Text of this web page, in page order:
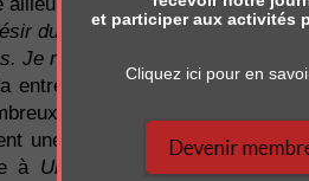
ailleurs :
« Mon destin renferme
du seul espace qui
Je refuse que mon univers soit
entre autres créé par les
romans qui l’ont nourrie,
une place de choix :« Je
à Un livre
, de Fabrice
et participer aux activités
Cliquez ici pour en